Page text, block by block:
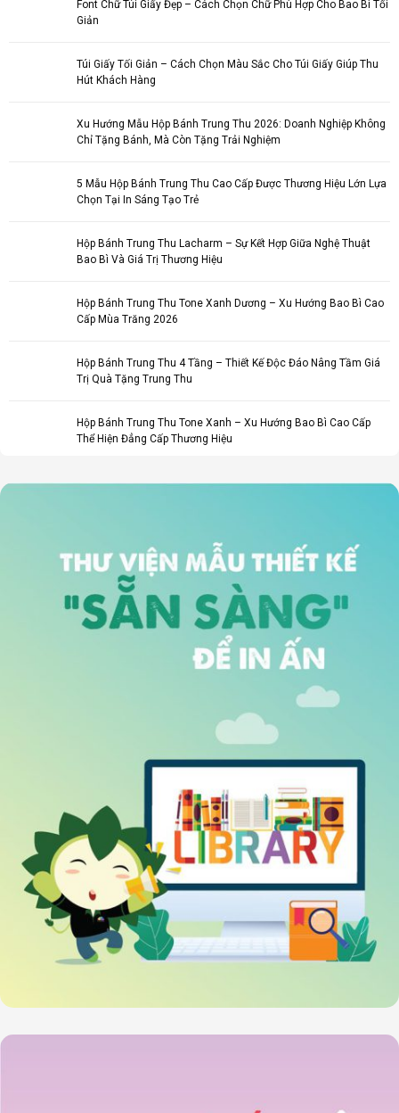
Font Chữ Túi Giấy Đẹp – Cách Chọn Chữ Phù Hợp Cho Bao Bì Tối
Giản
Túi Giấy Tối Giản – Cách Chọn Màu Sắc Cho Túi Giấy Giúp Thu
Hút Khách Hàng
Xu Hướng Mẫu Hộp Bánh Trung Thu 2026: Doanh Nghiệp Không
Chỉ Tặng Bánh, Mà Còn Tặng Trải Nghiệm
5 Mẫu Hộp Bánh Trung Thu Cao Cấp Được Thương Hiệu Lớn Lựa
Chọn Tại In Sáng Tạo Trẻ
Hộp Bánh Trung Thu Lacharm – Sự Kết Hợp Giữa Nghệ Thuật
Bao Bì Và Giá Trị Thương Hiệu
Hộp Bánh Trung Thu Tone Xanh Dương – Xu Hướng Bao Bì Cao
Cấp Mùa Trăng 2026
Hộp Bánh Trung Thu 4 Tầng – Thiết Kế Độc Đáo Nâng Tầm Giá
Trị Quà Tặng Trung Thu
Hộp Bánh Trung Thu Tone Xanh – Xu Hướng Bao Bì Cao Cấp
Thể Hiện Đẳng Cấp Thương Hiệu